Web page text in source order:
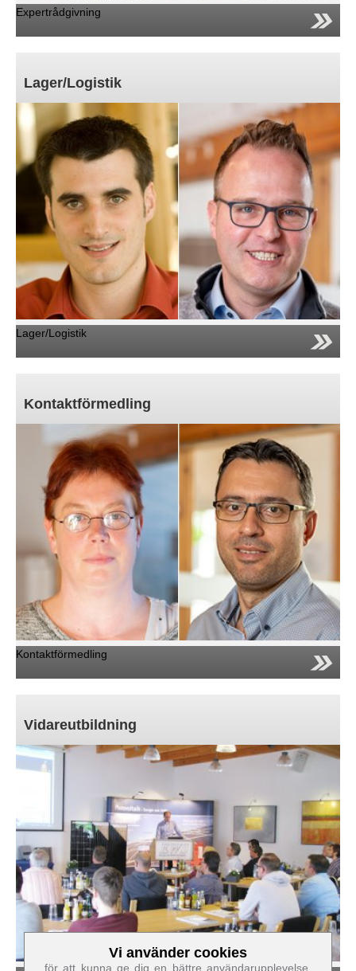
Expertrådgivning
Lager/Logistik
Lager/Logistik
Kontaktförmedling
Kontaktförmedling
Vidareutbildning
Cookies som är nödvändiga för att webbplatsen ska
Vi använder cookies
för att kunna ge dig en bättre användarupplevelse.